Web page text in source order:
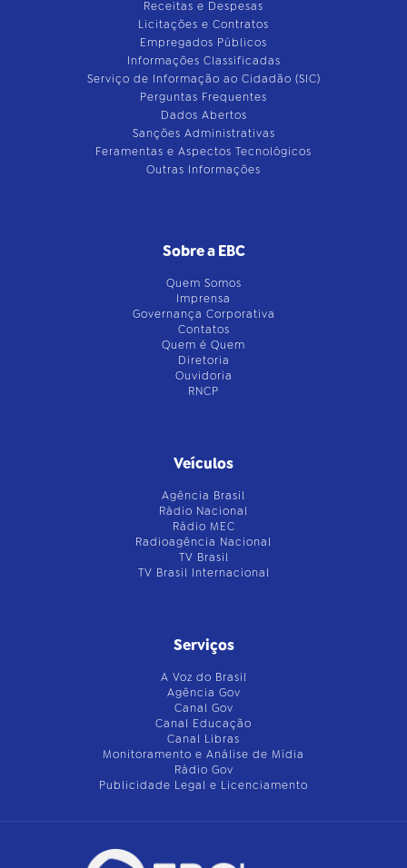
Receitas e Despesas
Licitações e Contratos
Empregados Públicos
Informações Classificadas
Serviço de Informação ao Cidadão (SIC)
Perguntas Frequentes
Dados Abertos
Sanções Administrativas
Feramentas e Aspectos Tecnológicos
Outras Informações
Sobre a EBC
Quem Somos
Imprensa
Governança Corporativa
Contatos
Quem é Quem
Diretoria
Ouvidoria
RNCP
Veículos
Agência Brasil
Rádio Nacional
Rádio MEC
Radioagência Nacional
TV Brasil
TV Brasil Internacional
Serviços
A Voz do Brasil
Agência Gov
Canal Gov
Canal Educação
Canal Libras
Monitoramento e Análise de Mídia
Rádio Gov
Publicidade Legal e Licenciamento